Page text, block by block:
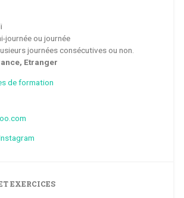
journée ou journée
journées consécutives ou non.
Etranger
de formation
EXERCICES